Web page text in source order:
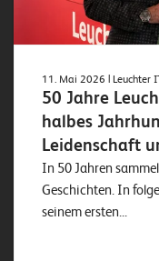
11. Mai 2026 | Leuchter
50 Jahre
halbes
Leidenschaft
In 50 Jahren
Geschichten. In
seinem ersten...